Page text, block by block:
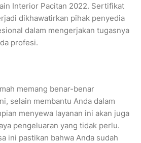
Interior Pacitan 2022. Sertifikat
dikhawatirkan pihak penyedia
dalam mengerjakan tugasnya
profesi.
memang benar-benar
selain membantu Anda dalam
menyewa layanan ini akan juga
pengeluaran yang tidak perlu.
ini pastikan bahwa Anda sudah